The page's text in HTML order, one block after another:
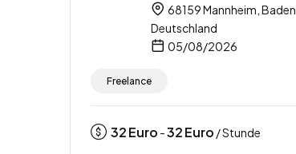
68159 Mannheim,
Deutschland
05/08/2026
Freelance
32Euro -32Euro / Stunde